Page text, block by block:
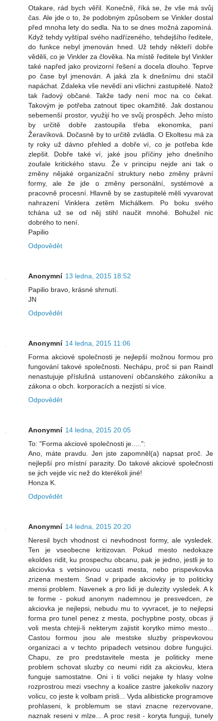
Otakare, rád bych věřil. Konečně, říká se, že vše má svůj
čas. Ale jde o to, že podobným způsobem se Vinkler dostal
před mnoha lety do sedla. Na to se dnes možná zapomíná.
Když tehdy vyštípal svého nadřízeného, tehdejšího ředitele,
do funkce nebyl jmenován hned. Už tehdy někteří dobře
věděli, co je Vinkler za člověka. Na místě ředitele byl Vinkler
také napřed jako provizorní řešení a docela dlouho. Teprve
po čase byl jmenován. A jaká zla k dnešnímu dni stačil
napáchat. Zdaleka vše nevědí ani všichni zastupitelé. Natož
tak řadový občané. Takže tady není moc na co čekat.
Takovým je potřeba zatnout tipec okamžitě. Jak dostanou
sebemenší prostor, využijí ho ve svůj prospěch. Jeho místo
by určitě dobře zastoupila třeba ekonomka, paní
Žeravíková. Dočasně by to určitě zvládla. O Ekoltesu má za
ty roky už dávno přehled a dobře ví, co je potřeba kde
zlepšit. Dobře také ví, jaké jsou příčiny jeho dnešního
zoufale kritického stavu. Že v principu nejde ani tak o
změny nějaké organizační struktury nebo změny právní
formy, ale že jde o změny personální, systémové a
pracovně procesní. Hlavně by se zastupitelé měli vyvarovat
nahrazení Vinklera zetěm Michálkem. Po boku svého
tchána už se od něj stihl naučit mnohé. Bohužel nic
dobrého to není.
Papilio
Odpovědět
Anonymní 13 ledna, 2015 18:52
Papilio bravo, krásné shrnutí.
JN
Odpovědět
Anonymní 14 ledna, 2015 11:06
Forma akciové společnosti je nejlepší možnou formou pro
fungování takové společnosti. Nechápu, proč si pan Raindl
nenastujuje příslušná ustanovení občanského zákoníku a
zákona o obch. korporacích a nezjistí si více.
Odpovědět
Anonymní 14 ledna, 2015 20:05
To: "Forma akciové společnosti je.....":
Ano, máte pravdu. Jen jste zapomněl(a) napsat proč. Je
nejlepší pro místní parazity. Do takové akciové společnosti
se jich vejde víc než do kterékoli jiné!
Honza K.
Odpovědět
Anonymní 14 ledna, 2015 20:20
Neresil bych vhodnost ci nevhodnost formy, ale vysledek.
Ten je vseobecne kritizovan. Pokud mesto nedokaze
ekoldes ridit, ku prospechu obcanu, pak je jedno, jestli je to
akciovka s vetsinovou ucasti mesta, nebo prispevkovka
zrizena mestem. Snad v pripade akciovky je to politicky
mensi problem. Navenek a pro lidi je dulezity vysledek. A k
te forme - pokud anonym nademnou je presvedcen, ze
akciovka je nejlepsi, nebudu mu to vyvracet, je to nejlepsi
forma pro tunel penez z mesta, pochypbne posty, obcas ji
voli mesta chteji-li nekterym zajistit korytko mimo mesto...
Castou formou jsou ale mestske sluzby prispevkovou
organizaci a v techto pripadech vetsinou dobre fungujici.
Chapu, ze pro predstavitele mesta je politicky mene
problem schovat sluzby co neumi ridit za akciovku, ktera
funguje samostatne. Oni i ti volici nejake ty hlasy volne
rozprostrou mezi vsechny a koalice zastre jakekoliv nazory
volicu, co jeste k volbam prisli... Vyda alibisticke programove
prohlaseni, k problemum se stavi znacne rezervovane,
naznak reseni v mlze... A proc resit - koryta funguji, tunely